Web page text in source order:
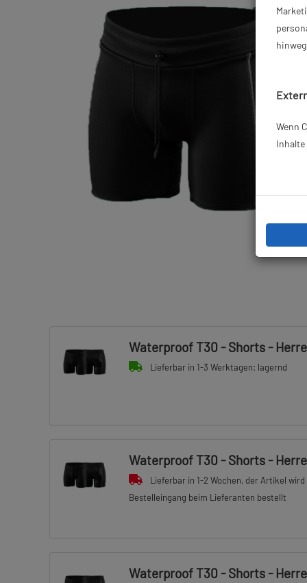
Waterproof T30 - Shorts -
Lieferbar in 1-3 Werktagen: lagernd
Waterproof T30 - Shorts -
Lieferbar in 1-2 Wochen, der Artikel wird
Bestelleingang beim Lieferanten bestellt
Waterproof T30 - Shorts -
Wenn